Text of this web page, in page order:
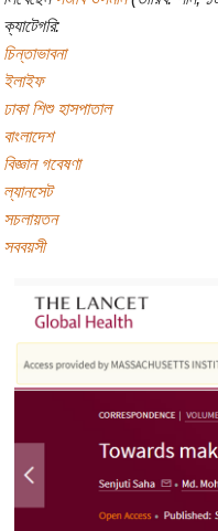
ক্যাটেগরি:
চিন্তাভাবনা
ইলাইফ
ঢাকা শিশু হাসপাতাল
বাংলাদেশ
বিজ্ঞান গবেষণা
ল্যানসেট
সচলায়তন
সববয়সী